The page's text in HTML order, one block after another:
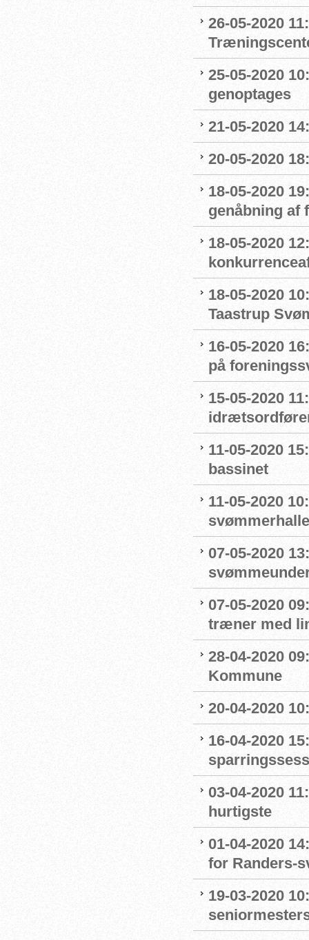
26-05-2020
25-05-2020
genoptages
21-05-2020
20-05-2020
18-05-2020
genåbning af
18-05-2020
18-05-2020
Taastrup
16-05-2020
på
15-05-2020
11-05-2020
bassinet
11-05-2020
07-05-2020
07-05-2020
træner med
28-04-2020
Kommune
20-04-2020
16-04-2020
03-04-2020
hurtigste
01-04-2020
for Randers-
19-03-2020